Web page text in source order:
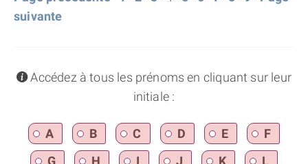
suivante
infoAccédez à tous les prénoms en cliquant sur leur
initiale :
A B C D E
F
G
H I J K
L